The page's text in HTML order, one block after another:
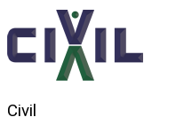
Civil